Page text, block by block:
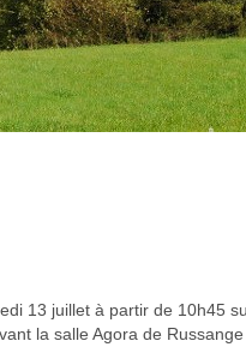
13 juillet à partir de 10h45
la salle Agora de